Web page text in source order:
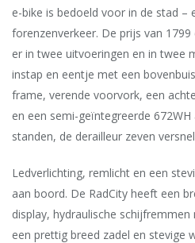
e-bike is bedoeld voor in de stad
forenzenverkeer. De prijs van
er in twee uitvoeringen en in twee
instap en eentje met een
frame, verende voorvork, een
en een semi-geïntegreerde
standen, de derailleur zeven
Ledverlichting, remlicht en een
aan boord. De RadCity heeft een
display, hydraulische
een prettig breed zadel en stevige